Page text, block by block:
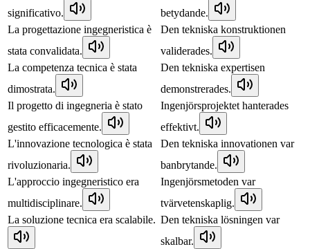
significativo.
betydande.
La progettazione ingegneristica è
stata convalidata.
Den tekniska konstruktionen
validerades.
La competenza tecnica è stata
dimostrata.
Den tekniska expertisen
demonstrerades.
Il progetto di ingegneria è stato
gestito efficacemente.
Ingenjörsprojektet hanterades
effektivt.
L'innovazione tecnologica è stata
rivoluzionaria.
Den tekniska innovationen var
banbrytande.
L'approccio ingegneristico era
multidisciplinare.
Ingenjörsmetoden var
tvärvetenskaplig.
La soluzione tecnica era scalabile. Den tekniska lösningen var
skalbar.